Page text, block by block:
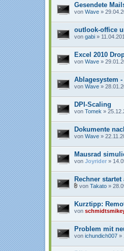
Gesendete
von Wave »
outlook-office
von gabi »
Excel 2010
von Wave »
Ablagesystem
von Wave »
DPI-Scaling
von Tomek »
Dokumente
von Wave »
Mausrad
von Joyrider »
Rechner
a
t
e
a
n
h
a
n
von Takato »
Kurztipp:
von
Problem mit
von ichundich007 »